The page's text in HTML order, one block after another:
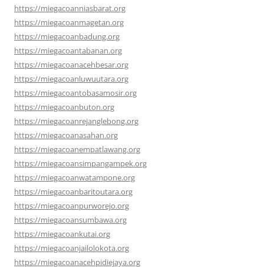
https://miegacoanniasbarat.org
https://miegacoanmagetan.org
https://miegacoanbadung.org
https://miegacoantabanan.org
https://miegacoanacehbesar.org
https://miegacoanluwuutara.org
https://miegacoantobasamosir.org
https://miegacoanbuton.org
https://miegacoanrejanglebong.org
https://miegacoanasahan.org
https://miegacoanempatlawang.org
https://miegacoansimpangampek.org
https://miegacoanwatampone.org
https://miegacoanbaritoutara.org
https://miegacoanpurworejo.org
https://miegacoansumbawa.org
https://miegacoankutai.org
https://miegacoanjailolokota.org
https://miegacoanacehpidiejaya.org